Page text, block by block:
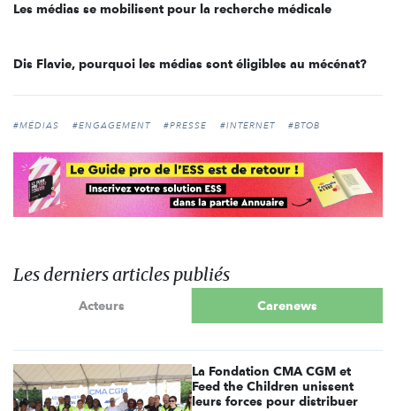
Les médias se mobilisent pour la recherche médicale
Dis Flavie, pourquoi les médias sont éligibles au mécénat?
#MÉDIAS #ENGAGEMENT #PRESSE #INTERNET #BTOB
Les derniers articles publiés
Acteurs Carenews
La Fondation CMA CGM et
Feed the Children unissent
leurs forces pour distribuer